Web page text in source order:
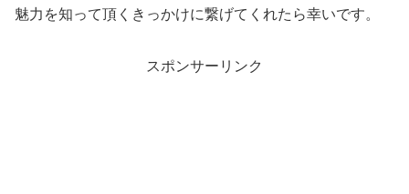
魅力を知って頂くきっかけに繋げてくれたら幸いです。
スポンサーリンク